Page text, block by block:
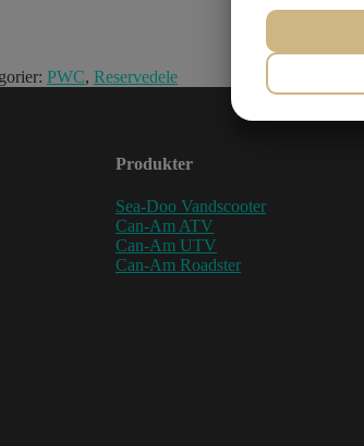
PWC, Reservedele
Produkter
Sea-Doo Vandscooter
Can-Am ATV
Can-Am UTV
Can-Am Roadster